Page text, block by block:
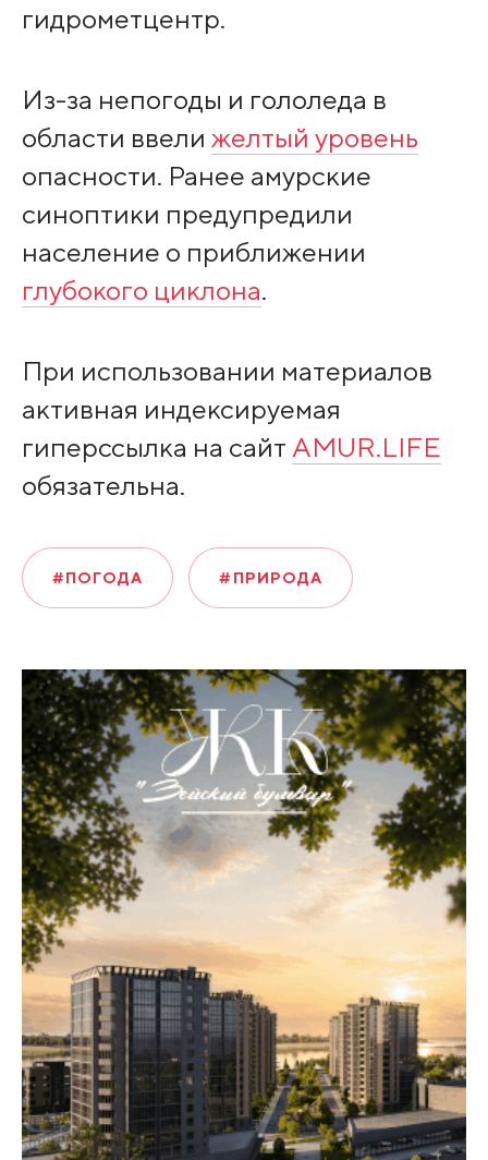
гидрометцентр.
Из-за непогоды и гололеда в
области ввели желтый уровень
опасности. Ранее амурские
синоптики предупредили
население о приближении
глубокого циклона.
При использовании материалов
активная индексируемая
гиперссылка на сайт AMUR.LIFE
обязательна.
#ПОГОДА #ПРИРОДА